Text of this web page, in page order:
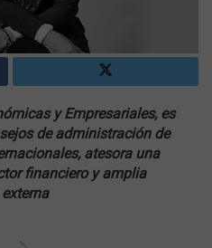
y Empresariales, es
de administración de
atesora una
financiero y amplia